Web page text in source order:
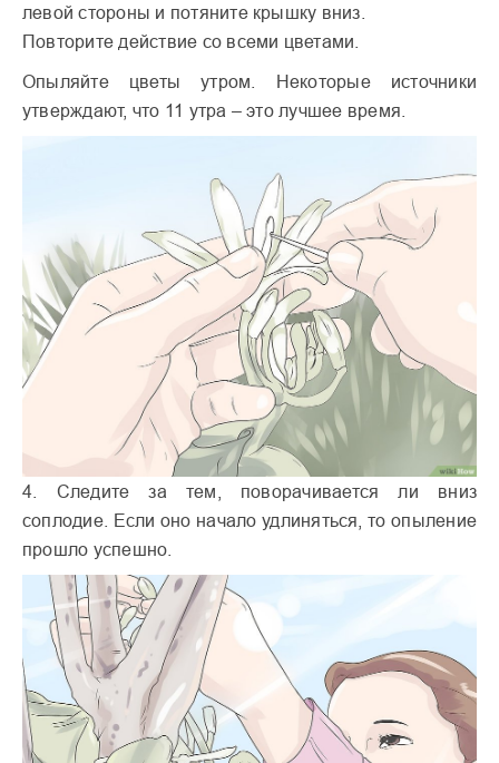
левой стороны и потяните крышку вниз.
Повторите действие со всеми цветами.
Опыляйте цветы утром. Некоторые источники
утверждают, что 11 утра – это лучшее время.
4. Следите за тем, поворачивается ли вниз
соплодие. Если оно начало удлиняться, то опыление
прошло успешно.